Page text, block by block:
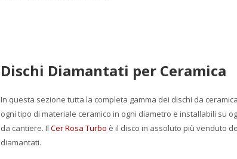
Dischi Diamantati per Ceramica
In questa sezione tutta la completa gamma dei dischi da
ogni tipo di materiale ceramico in ogni diametro e installabili su
da cantiere. Il Cer Rosa Turbo è il disco in assoluto più venduto
diamantati.